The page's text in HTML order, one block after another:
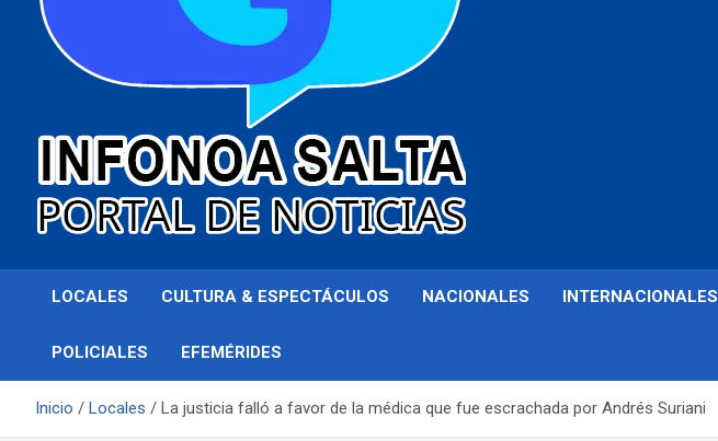
Infonoa Salta
LOCALES CULTURA & ESPECTÁCULOS NACIONALES INTERNACIONALES
POLICIALES EFEMÉRIDES
Inicio Locales La justicia falló a favor de la médica que fue escrachada por Andrés Suriani